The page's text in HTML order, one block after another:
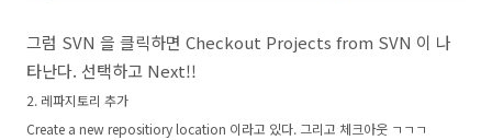
그럼 SVN 을 클릭하면 Checkout Projects from SVN 이 나
타난다. 선택하고 Next!!
2. 레파지토리 추가
Create a new repositiory location 이라고 있다. 그리고 체크아웃 ㄱ ㄱㄱ